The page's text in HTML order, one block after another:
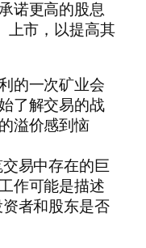
诺更高的股息
上市，以提高其
的一次矿业会
了解交易的战
溢价感到恼
易中存在的巨
作可能是描述
者和股东是否